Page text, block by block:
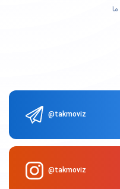
@takmoviz
@takmoviz